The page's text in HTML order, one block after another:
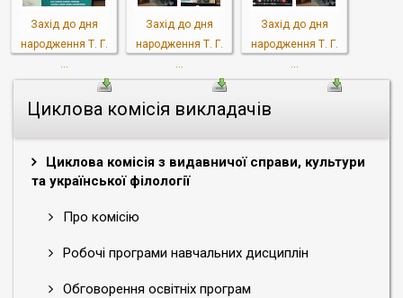
Циклова комісія викладачів
Циклова комісія з видавничої справи, культури
та української філології
Про комісію
Робочі програми навчальних дисциплін
Обговорення освітніх програм
Захід до дня
народження Т. Г.
...
Захід до дня
народження Т. Г.
...
Захід до дня
народження Т. Г.
...